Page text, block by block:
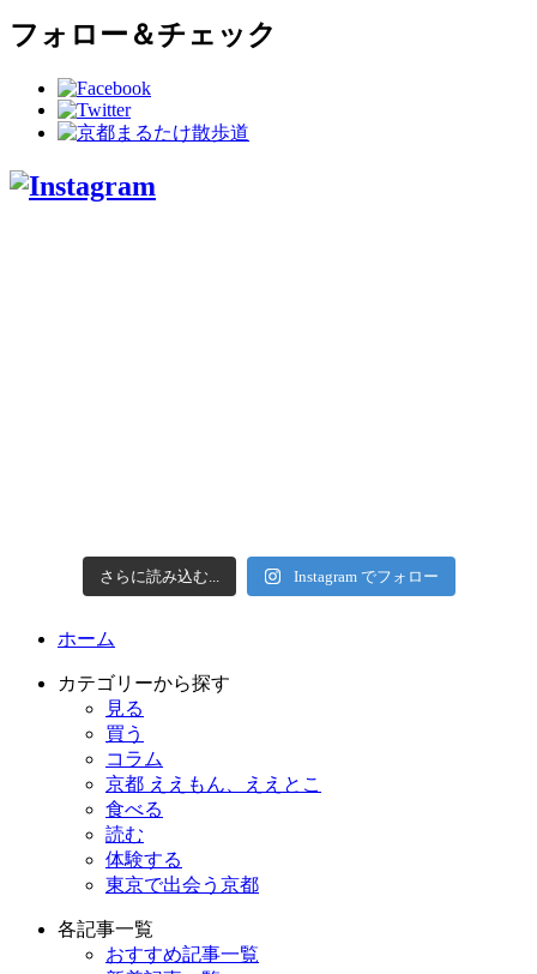
フォロー＆チェック
さらに読み込む... Instagram でフォロー
ホーム
カテゴリーから探す
見る
買う
コラム
京都 ええもん、ええとこ
食べる
読む
体験する
東京で出会う京都
各記事一覧
おすすめ記事一覧